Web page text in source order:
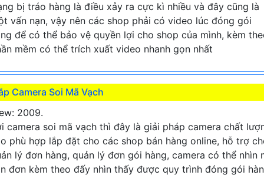
bị tráo hàng là điều xảy ra cực kì nhiều và đây cũng là
vấn nạn, vậy nên các shop phải có video lúc đóng gói
để có thể bảo vệ quyền lợi cho shop của mình, kèm
mềm có thể trích xuất video nhanh gọn nhất
Camera Soi Mã Vạch
2009.
camera soi mã vạch thì đây là giải pháp camera chất
phù hợp lắp đặt cho các shop bán hàng online, hỗ trợ
lý đơn hàng, quản lý đơn gói hàng, camera có thể nhìn
đơn kèm theo đấy nhìn thấy được quy trình đóng gói